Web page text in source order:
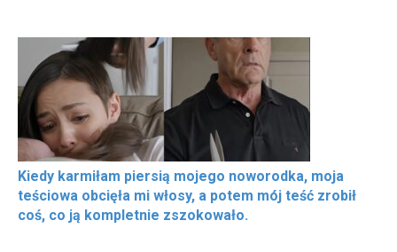
Kiedy karmiłam piersią mojego noworodka, moja
teściowa obcięła mi włosy, a potem mój teść zrobił
coś, co ją kompletnie zszokowało.